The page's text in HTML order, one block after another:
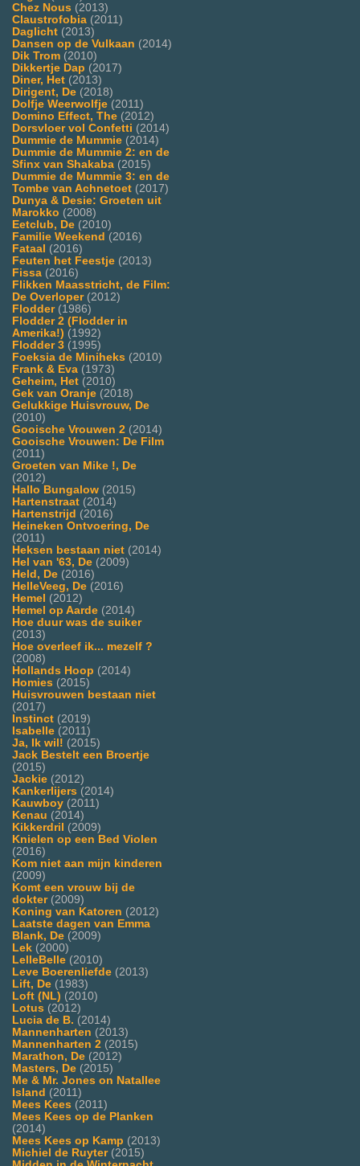
Chez Nous (2013)
Claustrofobia (2011)
Daglicht (2013)
Dansen op de Vulkaan (2014)
Dik Trom (2010)
Dikkertje Dap (2017)
Diner, Het (2013)
Dirigent, De (2018)
Dolfje Weerwolfje (2011)
Domino Effect, The (2012)
Dorsvloer vol Confetti (2014)
Dummie de Mummie (2014)
Dummie de Mummie 2: en de
Sfinx van Shakaba (2015)
Dummie de Mummie 3: en de
Tombe van Achnetoet (2017)
Dunya & Desie: Groeten uit
Marokko (2008)
Eetclub, De (2010)
Familie Weekend (2016)
Fataal (2016)
Feuten het Feestje (2013)
Fissa (2016)
Flikken Maasstricht, de Film:
De Overloper(2012)
Flodder(1986)
Flodder 2 (Flodder in
Amerika!) (1992)
Flodder 3 (1995)
Foeksia de Miniheks (2010)
Frank & Eva (1973)
Geheim, Het (2010)
Gek van Oranje (2018)
Gelukkige Huisvrouw, De
(2010)
Gooische Vrouwen 2 (2014)
Gooische Vrouwen: De Film
(2011)
Groeten van Mike !, De
(2012)
Hallo Bungalow (2015)
Hartenstraat (2014)
Hartenstrijd (2016)
Heineken Ontvoering, De
(2011)
Heksen bestaan niet (2014)
Hel van '63, De (2009)
Held, De (2016)
HelleVeeg, De (2016)
Hemel (2012)
Hemel op Aarde (2014)
Hoe duur was de suiker
(2013)
Hoe overleef ik... mezelf ?
(2008)
Hollands Hoop (2014)
Homies (2015)
Huisvrouwen bestaan niet
(2017)
Instinct (2019)
Isabelle (2011)
Ja, Ik wil! (2015)
Jack Bestelt een Broertje
(2015)
Jackie (2012)
Kankerlijers (2014)
Kauwboy (2011)
Kenau (2014)
Kikkerdril
(2009)
Knielen op een Bed Violen
(2016)
Kom niet aan mijn kinderen
(2009)
Komt een vrouw bij de
dokter(2009)
Koning van Katoren (2012)
Laatste dagen van Emma
Blank, De (2009)
Lek (2000)
LelleBelle (2010)
Leve Boerenliefde (2013)
Lift, De (1983)
Loft (NL) (2010)
Lotus (2012)
Lucia de B. (2014)
Mannenharten (2013)
Mannenharten 2 (2015)
Marathon, De (2012)
Masters, De (2015)
Me & Mr. Jones on Natallee
Island (2011)
Mees Kees (2011)
Mees Kees op de Planken
(2014)
Mees Kees op Kamp (2013)
Michiel de Ruyter(2015)